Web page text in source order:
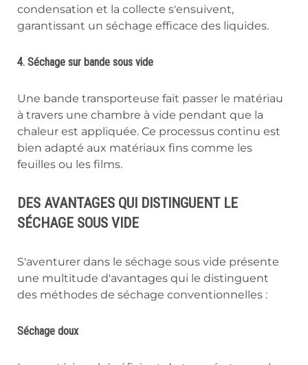
condensation et la collecte s'ensuivent,
garantissant un séchage efficace des liquides.
4. Séchage sur bande sous vide
Une bande transporteuse fait passer le matériau
à travers une chambre à vide pendant que la
chaleur est appliquée. Ce processus continu est
bien adapté aux matériaux fins comme les
feuilles ou les films.
DES AVANTAGES QUI DISTINGUENT LE
SÉCHAGE SOUS VIDE
S'aventurer dans le séchage sous vide présente
une multitude d'avantages qui le distinguent
des méthodes de séchage conventionnelles :
Séchage doux